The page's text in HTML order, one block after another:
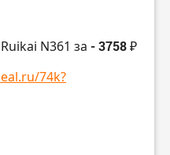
N361 за - 3758 ₽
74k?